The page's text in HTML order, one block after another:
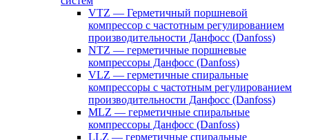
VTZ — Герметичный поршневой
компрессор с частотным регулированием
производительности Данфосс (Danfoss)
NTZ — герметичные поршневые
компрессоры Данфосс (Danfoss)
VLZ — герметичные спиральные
компрессоры с частотным регулированием
производительности Данфосс (Danfoss)
MLZ — герметичные спиральные
компрессоры Данфосс (Danfoss)
LLZ — герметичные спиральные